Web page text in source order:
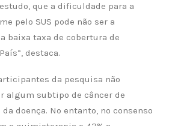
que a dificuldade para a
pelo SUS pode não ser a
baixa taxa de cobertura de
destaca.
da pesquisa não
algum subtipo de câncer de
doença. No entanto, no consenso